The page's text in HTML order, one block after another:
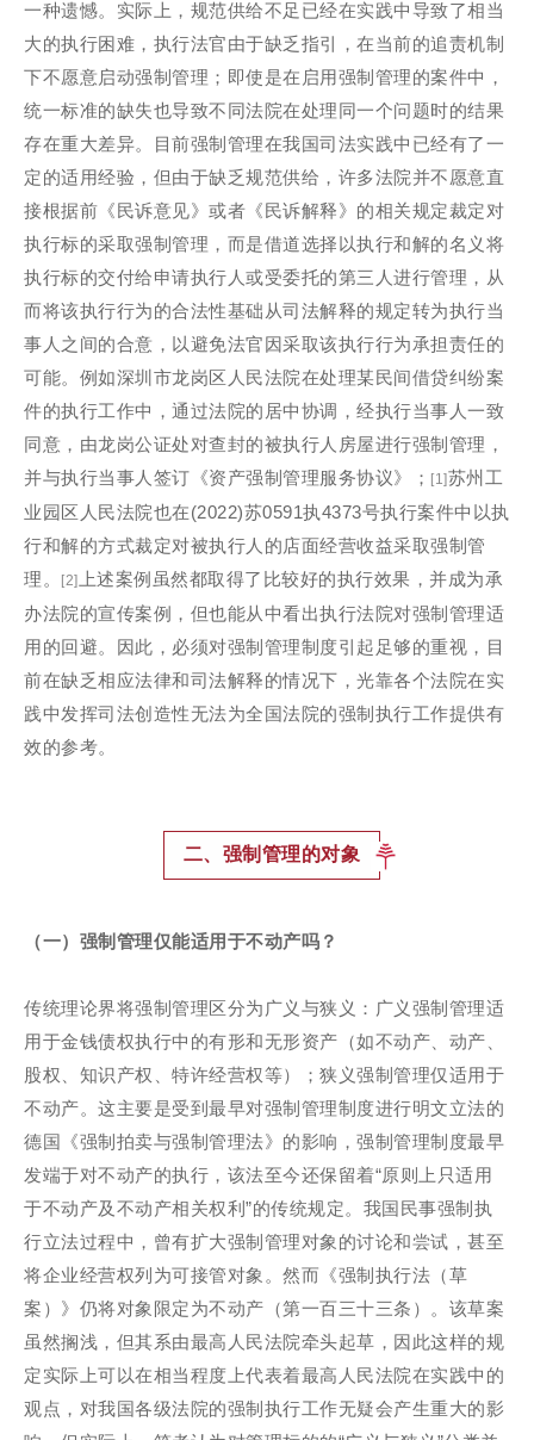
一种遗憾。实际上，规范供给不足已经在实践中导致了相当
大的执行困难，执行法官由于缺乏指引，在当前的追责机制
下不愿意启动强制管理；即使是在启用强制管理的案件中，
统一标准的缺失也导致不同法院在处理同一个问题时的结果
存在重大差异。目前强制管理在我国司法实践中已经有了一
定的适用经验，但由于缺乏规范供给，许多法院并不愿意直
接根据前《民诉意见》或者《民诉解释》的相关规定裁定对
执行标的采取强制管理，而是借道选择以执行和解的名义将
执行标的交付给申请执行人或受委托的第三人进行管理，从
而将该执行行为的合法性基础从司法解释的规定转为执行当
事人之间的合意，以避免法官因采取该执行行为承担责任的
可能。例如深圳市龙岗区人民法院在处理某民间借贷纠纷案
件的执行工作中，通过法院的居中协调，经执行当事人一致
同意，由龙岗公证处对查封的被执行人房屋进行强制管理，
并与执行当事人签订《资产强制管理服务协议》； [1]苏州工
业园区人民法院也在(2022)苏0591执4373号执行案件中以执
行和解的方式裁定对被执行人的店面经营收益采取强制管
理。
[2]
上述案例虽然都取得了比较好的执行效果，并成为承
办法院的宣传案例，但也能从中看出执行法院对强制管理适
用的回避。因此，必须对强制管理制度引起足够的重视，目
前在缺乏相应法律和司法解释的情况下，光靠各个法院在实
践中发挥司法创造性无法为全国法院的强制执行工作提供有
效的参考。
二、强制管理的对象
（一）强制管理仅能适用于不动产吗？
传统理论界将强制管理区分为广义与狭义：广义强制管理适
用于金钱债权执行中的有形和无形资产（如不动产、动产、
股权、知识产权、特许经营权等）；狭义强制管理仅适用于
不动产。这主要是受到最早对强制管理制度进行明文立法的
德国《强制拍卖与强制管理法》的影响，强制管理制度最早
发端于对不动产的执行，该法至今还保留着“原则上只适用
于不动产及不动产相关权利”的传统规定。我国民事强制执
行立法过程中，曾有扩大强制管理对象的讨论和尝试，甚至
将企业经营权列为可接管对象。然而《强制执行法（草
案）》仍将对象限定为不动产（第一百三十三条）。该草案
虽然搁浅，但其系由最高人民法院牵头起草，因此这样的规
定实际上可以在相当程度上代表着最高人民法院在实践中的
观点，对我国各级法院的强制执行工作无疑会产生重大的影